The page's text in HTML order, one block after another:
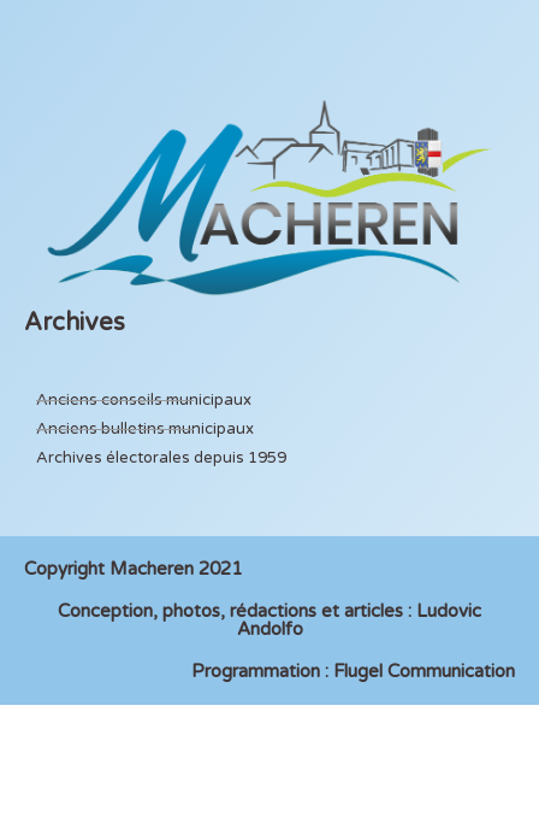
Archives
Anciens conseils municipaux
Anciens bulletins municipaux
Archives électorales depuis 1959
Copyright Macheren 2021
Conception, photos, rédactions et articles : Ludovic
Andolfo
Programmation : Flugel Communication